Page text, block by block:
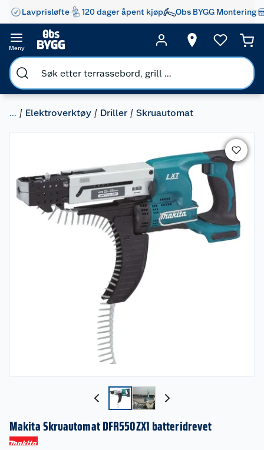
Lavprisløfte 120 dager åpent kjøp Obs BYGG Montering
Meny
... Elektroverktøy Driller Skruautomat
Makita Skruautomat DFR550ZX1 batteridrevet